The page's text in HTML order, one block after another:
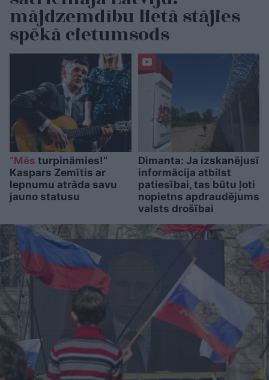
mājdzemdību lietā stājies
spēkā cietumsods
“Mēs turpināmies!”
Kaspars Zemītis ar
lepnumu atrāda savu
jauno statusu
Dimanta: Ja izskanējusī
informācija atbilst
patiesībai, tas būtu ļoti
nopietns apdraudējums
valsts drošībai